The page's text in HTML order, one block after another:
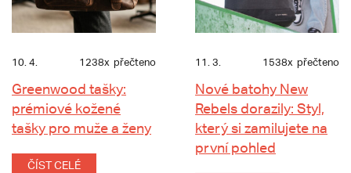
10. 4. 1238x přečteno
Greenwood tašky:
prémiové kožené
tašky pro muže a ženy
ČÍST CELÉ
11. 3. 1538x přečteno
Nové batohy New
Rebels dorazily: Styl,
který si zamilujete na
první pohled